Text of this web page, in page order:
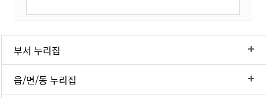
부서 누리집
읍/면/동 누리집